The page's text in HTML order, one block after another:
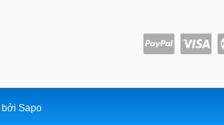
bởi Sapo